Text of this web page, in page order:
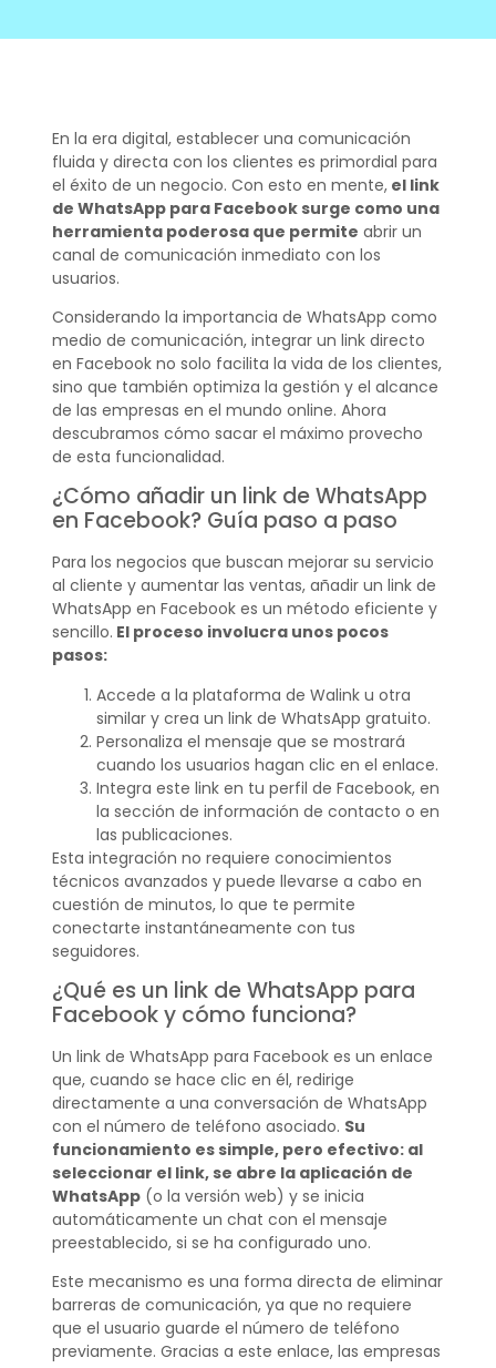
En la era digital, establecer una comunicación
fluida y directa con los clientes es primordial para
el éxito de un negocio. Con esto en mente,el link
de WhatsApp para Facebook surge como una
herramienta poderosa que permite abrir un
canal de comunicación inmediato con los
usuarios.
Considerando la importancia de WhatsApp como
medio de comunicación, integrar un link directo
en Facebook no solo facilita la vida de los clientes,
sino que también optimiza la gestión y el alcance
de las empresas en el mundo online. Ahora
descubramos cómo sacar el máximo provecho
de esta funcionalidad.
¿Cómo añadir un link de WhatsApp
en Facebook? Guía paso a paso
Para los negocios que buscan mejorar su servicio
al cliente y aumentar las ventas, añadir un link de
WhatsApp en Facebook es un método eficiente y
sencillo. El proceso involucra unos pocos
pasos:
Accede a la plataforma de Walink u otra
similar y crea un link de WhatsApp gratuito.
Personaliza el mensaje que se mostrará
cuando los usuarios hagan clic en el enlace.
Integra este link en tu perfil de Facebook, en
la sección de información de contacto o en
las publicaciones.
Esta integración no requiere conocimientos
técnicos avanzados y puede llevarse a cabo en
cuestión de minutos, lo que te permite
conectarte instantáneamente con tus
seguidores.
¿Qué es un link de WhatsApp para
Facebook y cómo funciona?
Un link de WhatsApp para Facebook es un enlace
que, cuando se hace clic en él, redirige
directamente a una conversación de WhatsApp
con el número de teléfono asociado. Su
funcionamiento es simple, pero efectivo: al
seleccionar el link, se abre la aplicación de
WhatsApp(o la versión web) y se inicia
automáticamente un chat con el mensaje
preestablecido, si se ha configurado uno.
Este mecanismo es una forma directa de eliminar
barreras de comunicación, ya que no requiere
que el usuario guarde el número de teléfono
previamente. Gracias a este enlace, las empresas